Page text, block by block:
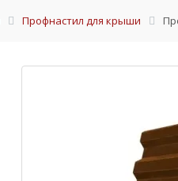
Профнастил для крыши